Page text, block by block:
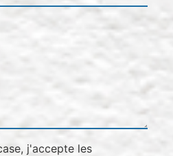
j'accepte les